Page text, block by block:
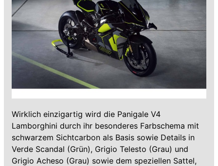
Wirklich einzigartig wird die Panigale V4
Lamborghini durch ihr besonderes Farbschema mit
schwarzem Sichtcarbon als Basis sowie Details in
Verde Scandal (Grün), Grigio Telesto (Grau) und
Grigio Acheso (Grau) sowie dem speziellen Sattel,